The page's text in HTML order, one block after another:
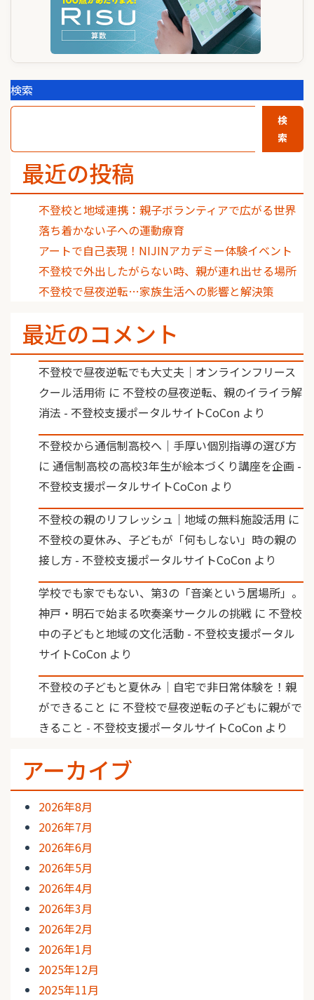
検索
検
索
最近の投稿
不登校と地域連携：親子ボランティアで広がる世界
落ち着かない子への運動療育
アートで自己表現！NIJINアカデミー体験イベント
不登校で外出したがらない時、親が連れ出せる場所
不登校で昼夜逆転…家族生活への影響と解決策
最近のコメント
不登校で昼夜逆転でも大丈夫｜オンラインフリース
クール活用術 に 不登校の昼夜逆転、親のイライラ解
消法 - 不登校支援ポータルサイトCoCon より
不登校から通信制高校へ｜手厚い個別指導の選び方
に 通信制高校の高校3年生が絵本づくり講座を企画 -
不登校支援ポータルサイトCoCon より
不登校の親のリフレッシュ｜地域の無料施設活用 に
不登校の夏休み、子どもが「何もしない」時の親の
接し方 - 不登校支援ポータルサイトCoCon より
学校でも家でもない、第3の「音楽という居場所」。
神戸・明石で始まる吹奏楽サークルの挑戦 に 不登校
中の子どもと地域の文化活動 - 不登校支援ポータル
サイトCoCon より
不登校の子どもと夏休み｜自宅で非日常体験を！親
ができること に 不登校で昼夜逆転の子どもに親がで
きること - 不登校支援ポータルサイトCoCon より
アーカイブ
2026年8月
2026年7月
2026年6月
2026年5月
2026年4月
2026年3月
2026年2月
2026年1月
2025年12月
2025年11月